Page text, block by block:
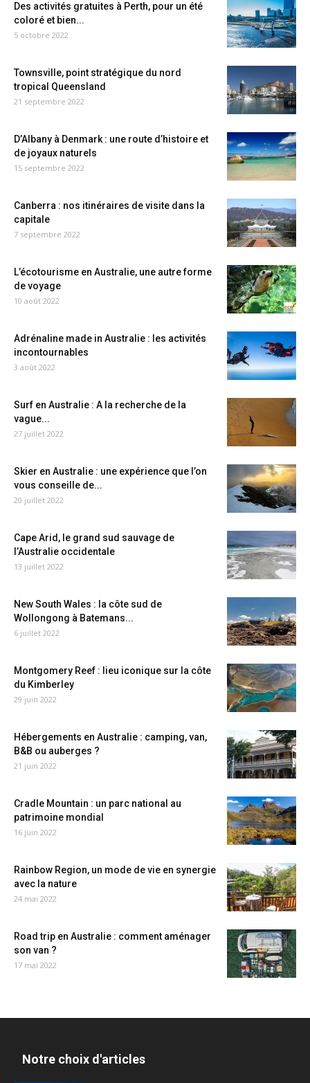
Des activités gratuites à Perth, pour un été
coloré et bien...
5 octobre 2022
Townsville, point stratégique du nord
tropical Queensland
21 septembre 2022
D’Albany à Denmark : une route d’histoire et
de joyaux naturels
15 septembre 2022
Canberra : nos itinéraires de visite dans la
capitale
7 septembre 2022
L’écotourisme en Australie, une autre forme
de voyage
10 août 2022
Adrénaline made in Australie : les activités
incontournables
3 août 2022
Surf en Australie : A la recherche de la
vague...
27 juillet 2022
Skier en Australie : une expérience que l’on
vous conseille de...
20 juillet 2022
Cape Arid, le grand sud sauvage de
l’Australie occidentale
13 juillet 2022
New South Wales : la côte sud de
Wollongong à Batemans...
6 juillet 2022
Montgomery Reef : lieu iconique sur la côte
du Kimberley
29 juin 2022
Hébergements en Australie : camping, van,
B&B ou auberges ?
21 juin 2022
Cradle Mountain : un parc national au
patrimoine mondial
16 juin 2022
Rainbow Region, un mode de vie en synergie
avec la nature
24 mai 2022
Road trip en Australie : comment aménager
son van ?
17 mai 2022
Notre choix d'articles